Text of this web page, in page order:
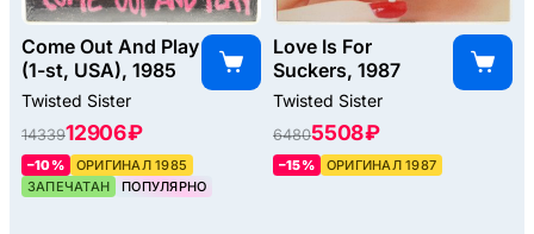
Come Out And Play
(1-st, USA), 1985
Twisted Sister
1433912906 ₽
–10%
ОРИГИНАЛ 1985
ЗАПЕЧАТАН
ПОПУЛЯРНО
Love Is For
Suckers, 1987
Twisted Sister
64805508 ₽
–15% ОРИГИНАЛ 1987